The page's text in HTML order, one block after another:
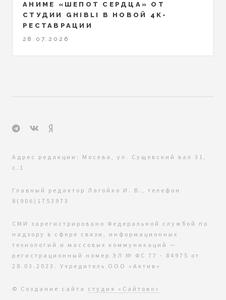
АНИМЕ «ШЕПОТ СЕРДЦА» ОТ
СТУДИИ GHIBLI В НОВОЙ 4K-
РЕСТАВРАЦИИ
28.07.2026
Адрес редакции: Москва, ул. Сущевский вал 31,
с.1
Главный редактор Лагойко И. В., телефон
8(906)1753973
СМИ зарегистрировано Федеральной службой по
надзору в сфере связи, информационных
технологий и массовых коммуникаций —
регистрационный номер ЭЛ № ФС 77 - 84975 от
28.03.2023. Учредитель ООО «Актив»
© Создание сайта студия «Сайтово»